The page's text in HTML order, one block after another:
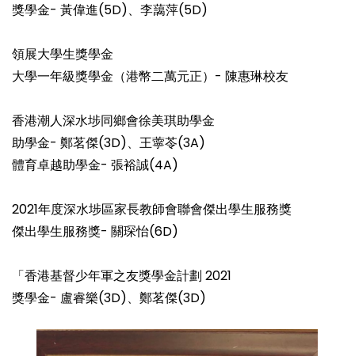
獎學金- 黃偉進(5D)、李藹萍(5D)
領展大學生獎學金
大學一年級獎學金（港幣二萬元正）- 陳惠琳校友
香港潮人深水埗同鄉會徐美琪助學金
助學金- 鄭茗傑(3D)、王薴苓(3A)
體育卓越助學金- 張裕誠(4A)
2021年度深水埗區家長教師會聯會傑出學生服務獎
傑出學生服務獎- 關琛怡(6D)
「香港基督少年軍之友獎學金計劃 2021
獎學金- 盧睿樂(3D)、鄭茗傑(3D)